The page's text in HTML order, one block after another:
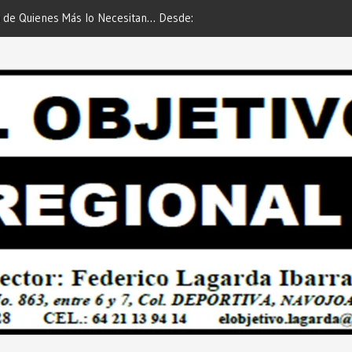
de Quienes Más lo Necesitan… Desde:
Regional”.
AUTOMÓVIL DODGE
Regional”.